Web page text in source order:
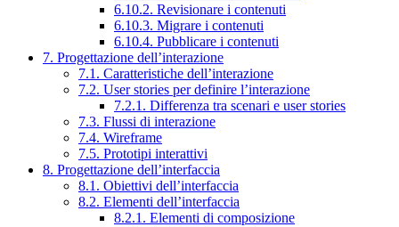
6.10.2. Revisionare i contenuti
6.10.3. Migrare i contenuti
6.10.4. Pubblicare i contenuti
7. Progettazione dell’interazione
7.1. Caratteristiche dell’interazione
7.2. User stories per definire l’interazione
7.2.1. Differenza tra scenari e user stories
7.3. Flussi di interazione
7.4. Wireframe
7.5. Prototipi interattivi
8. Progettazione dell’interfaccia
8.1. Obiettivi dell’interfaccia
8.2. Elementi dell’interfaccia
8.2.1. Elementi di composizione